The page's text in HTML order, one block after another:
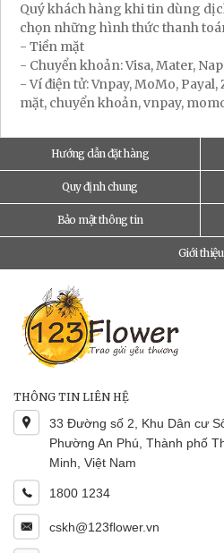
Quý khách hàng khi tin dùng
chọn những hình thức thanh
- Tiền mặt
- Chuyển khoản: Visa, Mater,
- Ví điện tử: Vnpay, MoMo,
mặt, chuyển khoản, vnpay,
Hướng dẫn đặt hàng
Quy định chung
Bảo mật thông tin
Giới thiệu
THÔNG TIN LIÊN HỆ
33 Đường số 2, Khu Dân cư
Phường An Phú, Thành phố
Minh, Việt Nam
1800 1234
cskh@123flower.vn